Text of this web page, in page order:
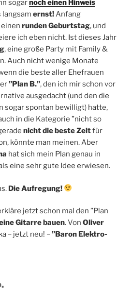
sogarnoch einen Hinweis
langsam ernst!Anfang
runden Geburtstag, und
ich eben nicht. Ist dieses Jahr
, eine große Party mit Family &
Auch nicht wenige Monate
die beste aller Ehefrauen
”Plan B.”, den ich mir schon vor
ausgedacht (und den die
sogar spontan bewilligt) hatte,
in die Kategorie ”nicht so
nicht die beste Zeitfür
könnte man meinen. Aber
hat sich mein Plan genau in
eine sehr gute Idee erwiesen.
Die Aufregung!
jetzt schon mal den ”Plan
Gitarre bauen. Von Oliver
– jetzt neu! –”Baron Elektro-